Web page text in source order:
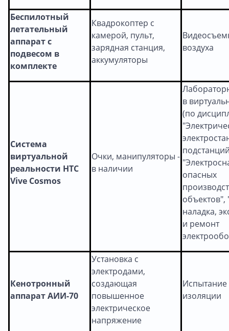
Беспилотный
летательный
аппарат с
подвесом в
комплекте
Квадрокоптер с
камерой, пульт,
зарядная станция,
аккумуляторы
воздуха
Система
виртуальной
реальности НТС
Vive Cosmos
Очки, манипуляторы -
в наличии
в
(по
опасных
наладка,
и ремонт
Кенотронный
аппарат АИИ-70
Установка с
электродами,
создающая
повышенное
электрическое
напряжение
изоляции